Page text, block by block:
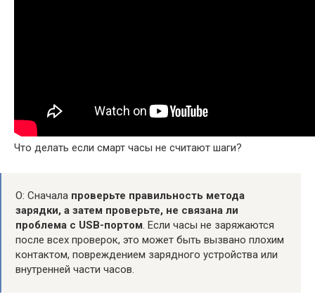
Что делать если смарт часы не считают шаги?
О: Сначала проверьте правильность метода
зарядки, а затем проверьте, не связана ли
проблема с USB-портом. Если часы не заряжаются
после всех проверок, это может быть вызвано плохим
контактом, повреждением зарядного устройства или
внутренней части часов.